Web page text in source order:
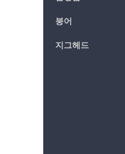
붕어
지그헤드